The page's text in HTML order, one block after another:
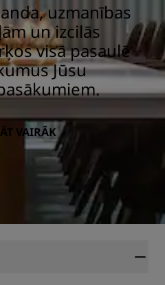
uzmanības
un izcilās
visā pasaulē
Jūsu
VAIRĀK